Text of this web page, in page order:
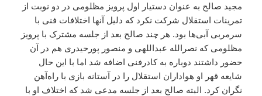
مجید صالح به عنوان دستیار اول پرویز مظلومی در دو نوبت از
تمرینات استقلال شرکت نکرد که دلیل آنها اختلافات فنی با
سرمربی آبی‌ها بود. هر چند صالح بعد از جلسه مشترک با پرویز
مظلومی که نصرالله عبداللهی و منصور پورحیدری هم در آن
حضور داشتند دوباره به کادرفنی اضافه شد اما با این حال
شایعه قهر او هواداران استقلال را در آستانه بازی با راه‌آهن
نگران کرد. البته صالح بعد از جلسه مدعی شد که اختلاف او با